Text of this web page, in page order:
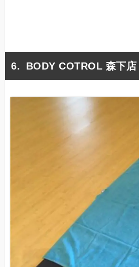
BODY COTROL 森下店